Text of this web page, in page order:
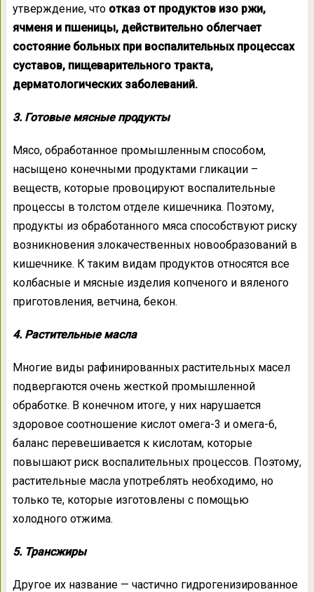
утверждение, что отказ от продуктов изо ржи,
ячменя и пшеницы, действительно облегчает
состояние больных при воспалительных процессах
суставов, пищеварительного тракта,
дерматологических заболеваний.
3. Готовые мясные продукты
Мясо, обработанное промышленным способом,
насыщено конечными продуктами гликации –
веществ, которые провоцируют воспалительные
процессы в толстом отделе кишечника. Поэтому,
продукты из обработанного мяса способствуют риску
возникновения злокачественных новообразований в
кишечнике. К таким видам продуктов относятся все
колбасные и мясные изделия копченого и вяленого
приготовления, ветчина, бекон.
4. Растительные масла
Многие виды рафинированных растительных масел
подвергаются очень жесткой промышленной
обработке. В конечном итоге, у них нарушается
здоровое соотношение кислот омега-3 и омега-6,
баланс перевешивается к кислотам, которые
повышают риск воспалительных процессов. Поэтому,
растительные масла употреблять необходимо, но
только те, которые изготовлены с помощью
холодного отжима.
5. Трансжиры
Другое их название — частично гидрогенизированное